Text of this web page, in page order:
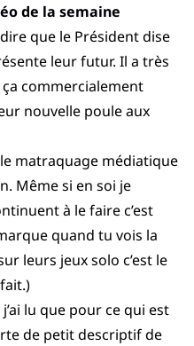
de la semaine
que le Président dise
leur futur. Il a très
commercialement
nouvelle poule aux
le matraquage médiatique
Même si en soi je
à le faire c’est
quand tu vois la
leurs jeux solo c’est le
lu que pour ce qui est
de petit descriptif de